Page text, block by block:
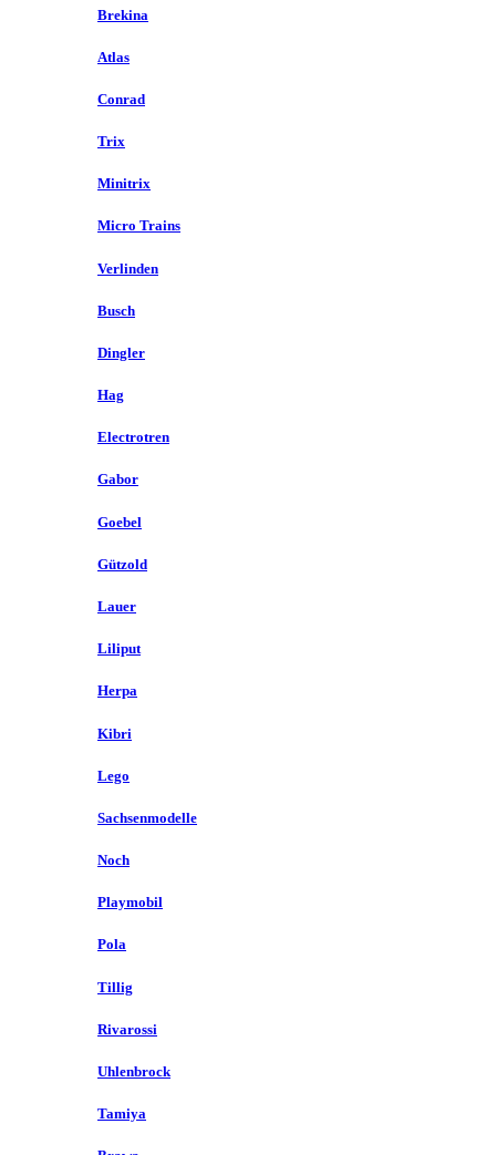
Brekina
Atlas
Conrad
Trix
Minitrix
Micro Trains
Verlinden
Busch
Dingler
Hag
Electrotren
Gabor
Goebel
Gützold
Lauer
Liliput
Herpa
Kibri
Lego
Sachsenmodelle
Noch
Playmobil
Pola
Tillig
Rivarossi
Uhlenbrock
Tamiya